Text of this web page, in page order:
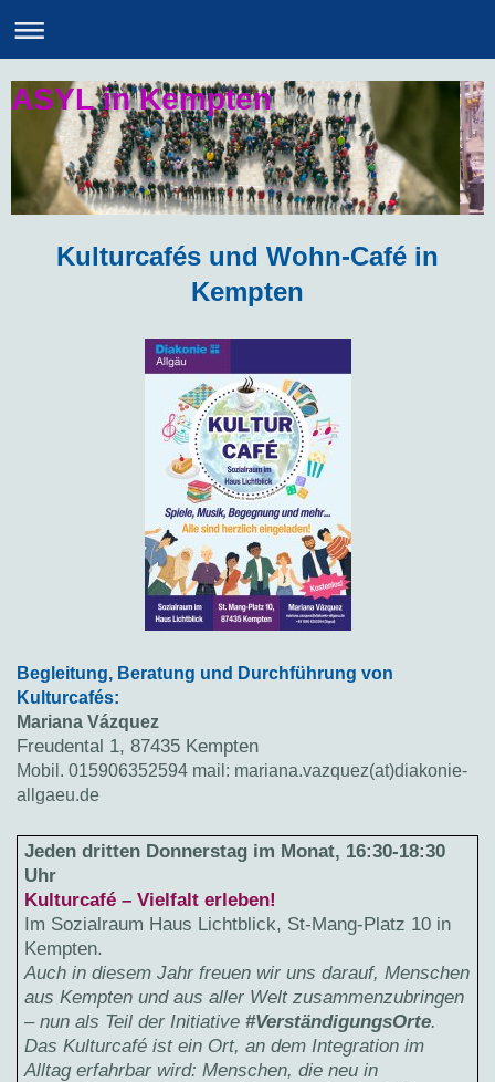
ASYL in Kempten
Kulturcafés und Wohn-Café in
Kempten
Begleitung, Beratung und Durchführung von
Kulturcafés:
Mariana Vázquez
Freudental 1, 87435 Kempten
Mobil. 015906352594 mail: mariana.vazquez(at)diakonie-
allgaeu.de
Jeden dritten Donnerstag im Monat, 16:30-18:30
Uhr
Kulturcafé – Vielfalt erleben!
Im Sozialraum Haus Lichtblick, St-Mang-Platz 10 in
Kempten.
Auch in diesem Jahr freuen wir uns darauf, Menschen
aus Kempten und aus aller Welt zusammenzubringen
– nun als Teil der Initiative #VerständigungsOrte.
Das Kulturcafé ist ein Ort, an dem Integration im
Alltag erfahrbar wird: Menschen, die neu in